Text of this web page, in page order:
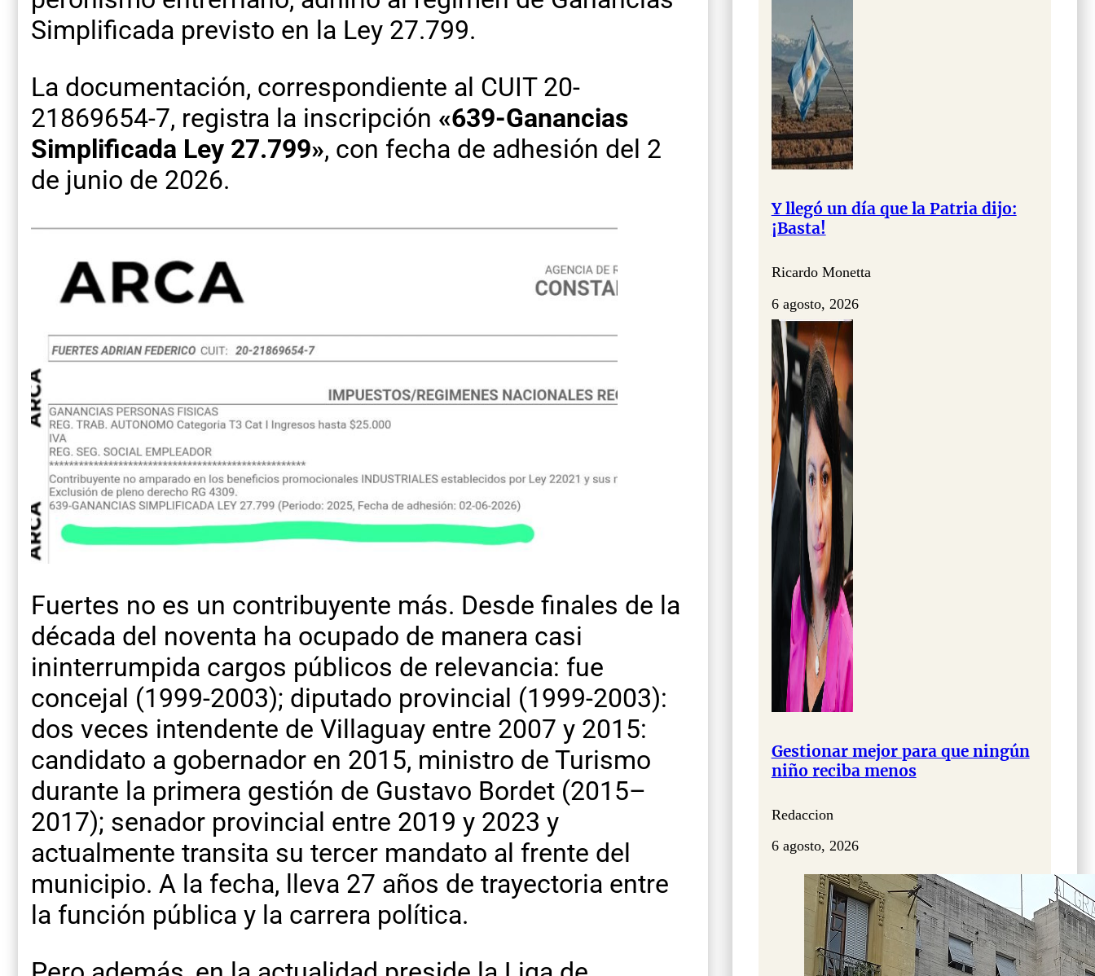
Simplificada previsto en la Ley 27.799.
La documentación, correspondiente al CUIT 20-
21869654-7, registra la inscripción «639-Ganancias
Simplificada Ley 27.799», con fecha de adhesión del 2
de junio de 2026.
Fuertes no es un contribuyente más. Desde finales de la
década del noventa ha ocupado de manera casi
ininterrumpida cargos públicos de relevancia: fue
concejal (1999-2003); diputado provincial (1999-2003):
dos veces intendente de Villaguay entre 2007 y 2015:
candidato a gobernador en 2015, ministro de Turismo
durante la primera gestión de Gustavo Bordet (2015–
2017); senador provincial entre 2019 y 2023 y
actualmente transita su tercer mandato al frente del
municipio. A la fecha, lleva 27 años de trayectoria entre
la función pública y la carrera política.
Y llegó un día que la Patria dijo:
¡Basta!
Ricardo Monetta
6 agosto, 2026
Gestionar mejor para que ningún
niño reciba menos
Redaccion
6 agosto, 2026